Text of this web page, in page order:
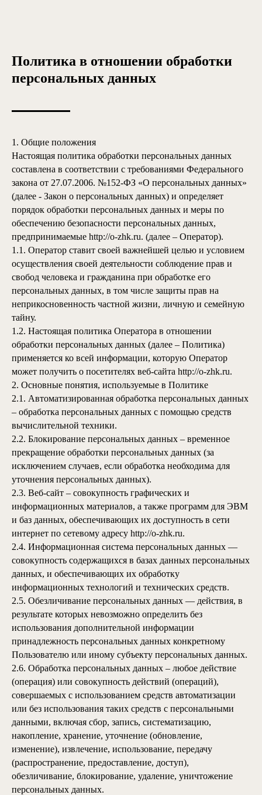
Политика в отношении обработки
персональных данных
1. Общие положения
Настоящая политика обработки персональных данных
составлена в соответствии с требованиями Федерального
закона от 27.07.2006. №152-ФЗ «О персональных данных»
(далее - Закон о персональных данных) и определяет
порядок обработки персональных данных и меры по
обеспечению безопасности персональных данных,
предпринимаемые http://o-zhk.ru. (далее – Оператор).
1.1. Оператор ставит своей важнейшей целью и условием
осуществления своей деятельности соблюдение прав и
свобод человека и гражданина при обработке его
персональных данных, в том числе защиты прав на
неприкосновенность частной жизни, личную и семейную
тайну.
1.2. Настоящая политика Оператора в отношении
обработки персональных данных (далее – Политика)
применяется ко всей информации, которую Оператор
может получить о посетителях веб-сайта http://o-zhk.ru.
2. Основные понятия, используемые в Политике
2.1. Автоматизированная обработка персональных данных
– обработка персональных данных с помощью средств
вычислительной техники.
2.2. Блокирование персональных данных – временное
прекращение обработки персональных данных (за
исключением случаев, если обработка необходима для
уточнения персональных данных).
2.3. Веб-сайт – совокупность графических и
информационных материалов, а также программ для ЭВМ
и баз данных, обеспечивающих их доступность в сети
интернет по сетевому адресу http://o-zhk.ru.
2.4. Информационная система персональных данных —
совокупность содержащихся в базах данных персональных
данных, и обеспечивающих их обработку
информационных технологий и технических средств.
2.5. Обезличивание персональных данных — действия, в
результате которых невозможно определить без
использования дополнительной информации
принадлежность персональных данных конкретному
Пользователю или иному субъекту персональных данных.
2.6. Обработка персональных данных – любое действие
(операция) или совокупность действий (операций),
совершаемых с использованием средств автоматизации
или без использования таких средств с персональными
данными, включая сбор, запись, систематизацию,
накопление, хранение, уточнение (обновление,
изменение), извлечение, использование, передачу
(распространение, предоставление, доступ),
обезличивание, блокирование, удаление, уничтожение
персональных данных.